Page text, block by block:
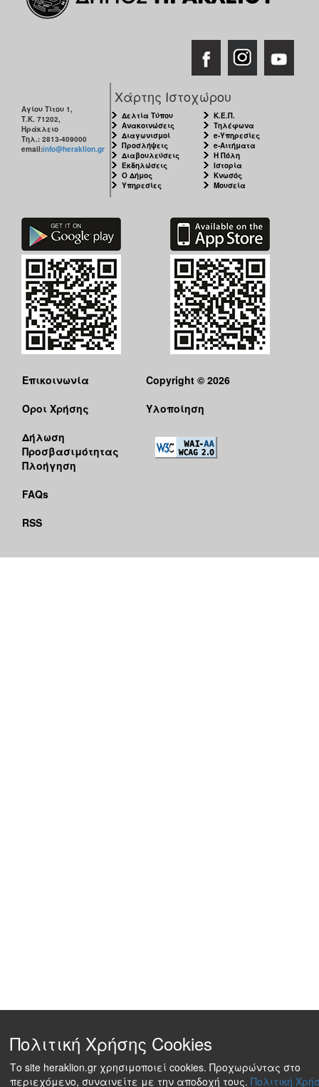
Αγίου Τίτου 1,
Τ.Κ. 71202,
Ηράκλειο
Τηλ.: 2813-409000
email:info@heraklion.gr
Χάρτης Ιστοχώρου
Δελτία Τύπου
Ανακοινώσεις
Διαγωνισμοί
Προσλήψεις
Διαβουλεύσεις
Εκδηλώσεις
Ο Δήμος
Υπηρεσίες
Κ.Ε.Π.
Τηλέφωνα
e-Υπηρεσίες
e-Αιτήματα
Η Πόλη
Ιστορία
Κνωσός
Μουσεία
Επικοινωνία
Όροι Χρήσης
Δήλωση
Προσβασιμότητας
Πλοήγηση
FAQs
RSS
Copyright © 2026
Υλοποίηση
Πολιτική Χρήσης Cookies
Το site heraklion.gr χρησιμοποιεί cookies. Προχωρώντας στο
περιεχόμενο, συναινείτε με την αποδοχή τους. Πολιτική